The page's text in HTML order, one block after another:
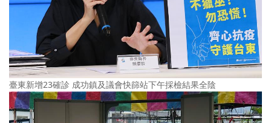
臺東新增23確診 成功鎮及議會快篩站下午採檢結果全陰